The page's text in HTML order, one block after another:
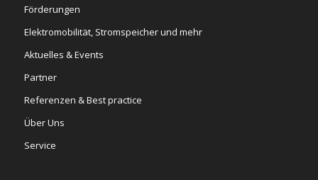
Förderungen
Elektromobilität, Stromspeicher und mehr
Aktuelles & Events
Partner
Referenzen & Best practice
Über Uns
Service